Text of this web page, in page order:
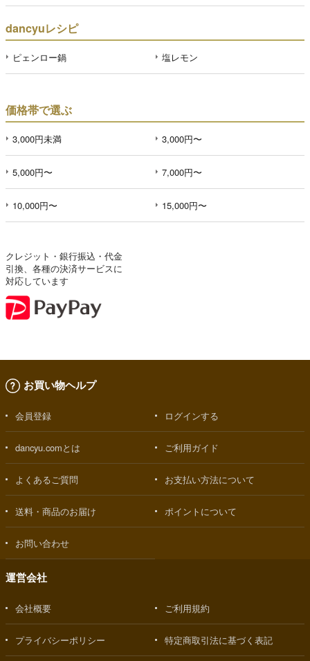
dancyuレシピ
ピェンロー鍋 塩レモン
価格帯で選ぶ
3,000円未満 3,000円〜
5,000円〜 7,000円〜
10,000円〜 15,000円〜
クレジット・銀行振込・代金
引換、各種の決済サービスに
対応しています
お買い物ヘルプ
会員登録 ログインする
dancyu.comとは ご利用ガイド
よくあるご質問 お支払い方法について
送料・商品のお届け ポイントについて
お問い合わせ
運営会社
会社概要 ご利用規約
プライバシーポリシー 特定商取引法に基づく表記